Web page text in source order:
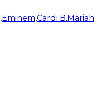
,Eminem,Cardi B,Mariah